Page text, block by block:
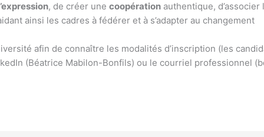
, de créer unecoopération authentique,
ainsi les cadres à fédérer et à s’adapter au changement
afin de connaître les modalités d’inscription (les
(Béatrice Mabilon-Bonfils) ou le courriel professionnel